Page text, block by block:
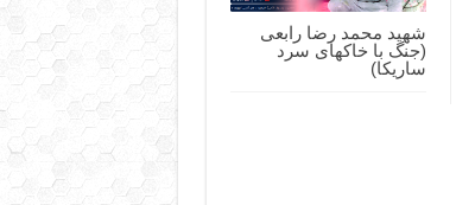
شهید محمد رضا رابعی
(جنگ با خاکهای سرد
ساریکا)